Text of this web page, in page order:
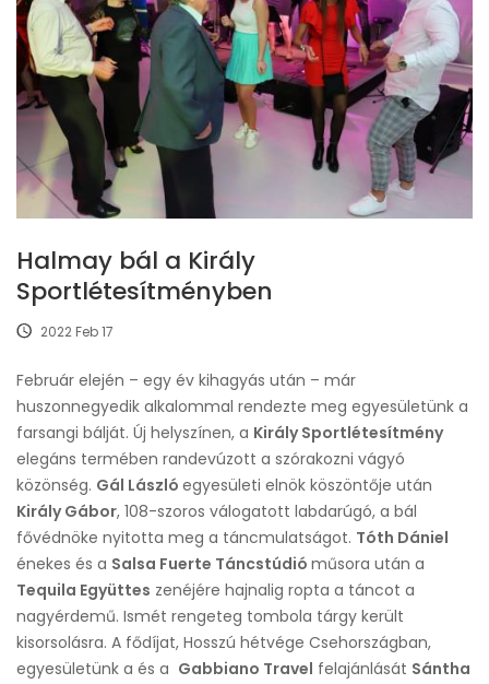
Halmay bál a Király
Sportlétesítményben
2022 Feb 17
Február elején – egy év kihagyás után – már
huszonnegyedik alkalommal rendezte meg egyesületünk a
farsangi bálját. Új helyszínen, a Király Sportlétesítmény
elegáns termében randevúzott a szórakozni vágyó
közönség. Gál László egyesületi elnök köszöntője után
Király Gábor, 108-szoros válogatott labdarúgó, a bál
fővédnöke nyitotta meg a táncmulatságot. Tóth Dániel
énekes és a Salsa Fuerte Táncstúdió műsora után a
Tequila Együttes zenéjére hajnalig ropta a táncot a
nagyérdemű. Ismét rengeteg tombola tárgy került
kisorsolásra. A fődíjat, Hosszú hétvége Csehországban,
egyesületünk a és a Gabbiano Travel felajánlását Sántha